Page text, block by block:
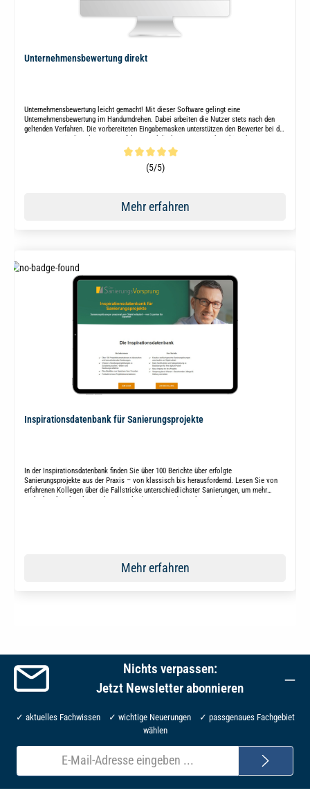
Unternehmensbewertung direkt
Unternehmensbewertung leicht gemacht! Mit dieser Software gelingt eine
Unternehmensbewertung im Handumdrehen. Dabei arbeiten die Nutzer stets nach den
geltenden Verfahren. Die vorbereiteten Eingabemasken unterstützen den Bewerter bei der
Durchschnittliche Bewertung von 5 von 5 Sternen
(5/5)
Mehr erfahren
Inspirationsdatenbank für Sanierungsprojekte
In der Inspirationsdatenbank finden Sie über 100 Berichte über erfolgte
Sanierungsprojekte aus der Praxis – von klassisch bis herausfordernd. Lesen Sie von
erfahrenen Kollegen über die Fallstricke unterschiedlichster Sanierungen, um mehr
Mehr erfahren
Nichts verpassen:
Jetzt Newsletter abonnieren
✓ aktuelles Fachwissen ✓ wichtige Neuerungen ✓ passgenaues Fachgebiet
wählen
E-
Mail-